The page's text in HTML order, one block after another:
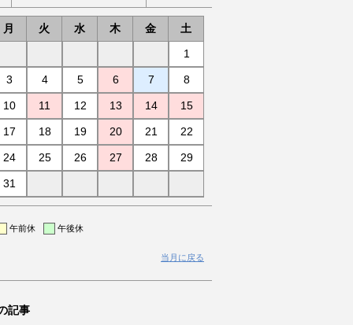
月 火 水 木 金
土
1
3 4 5 6 7 8
10 11 12 13 14 15
17 18 19 20 21 22
24 25 26 27 28 29
31
午前休 午後休
当月に戻る
記事